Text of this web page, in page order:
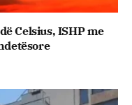
Celsius, ISHP me